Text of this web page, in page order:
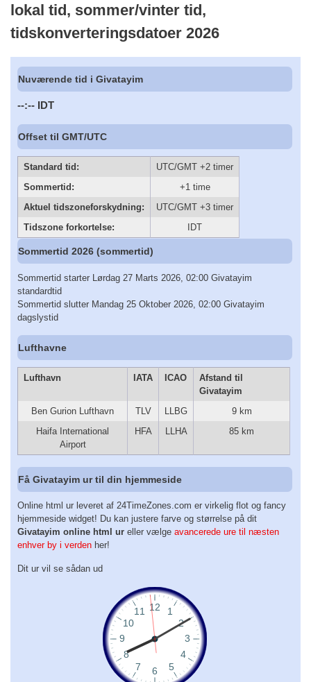
lokal tid, sommer/vinter tid,
tidskonverteringsdatoer 2026
Nuværende tid i Givatayim
--:-- IDT
Offset til GMT/UTC
Standard tid:
UTC/GMT +2 timer
Sommertid:
+1 time
Aktuel tidszoneforskydning:
UTC/GMT +3 timer
Tidszone forkortelse:
IDT
Sommertid 2026 (sommertid)
Sommertid starter Lørdag 27 Marts 2026, 02:00 Givatayim
standardtid
Sommertid slutter Mandag 25 Oktober 2026, 02:00 Givatayim
dagslystid
Lufthavne
Lufthavn IATA ICAO
Afstand til
Givatayim
Ben Gurion Lufthavn
TLV LLBG
9 km
Haifa International
Airport
HFA LLHA 85 km
Få Givatayim ur til din hjemmeside
Online html ur leveret af 24TimeZones.com er virkelig flot og fancy
hjemmeside widget! Du kan justere farve og størrelse på dit
Givatayim online html ur eller vælge avancerede ure til næsten
enhver by i verden her!
Dit ur vil se sådan ud